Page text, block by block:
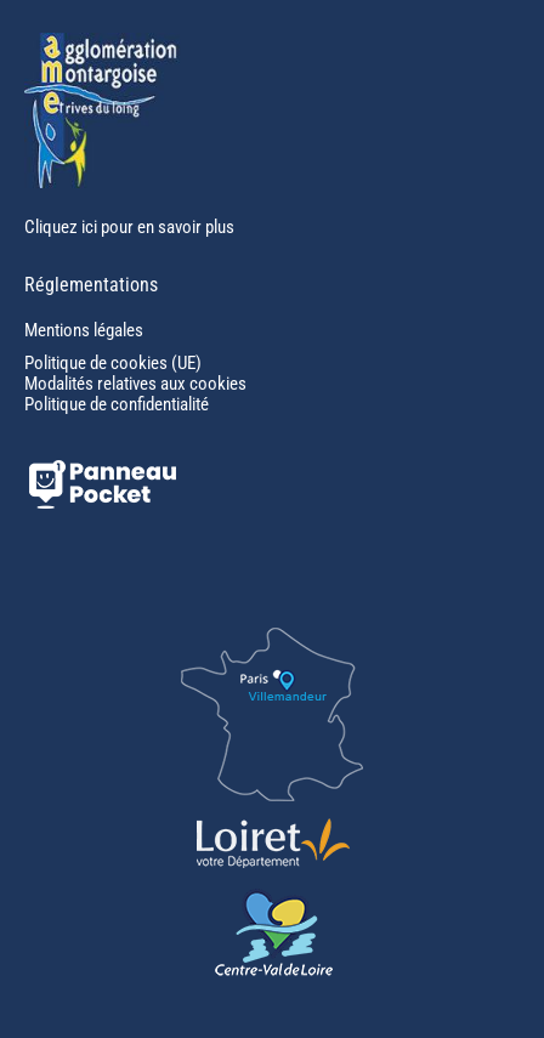
Cliquez ici pour en savoir plus
Réglementations
Mentions légales
Politique de cookies (UE)
Modalités relatives aux cookies
Politique de confidentialité